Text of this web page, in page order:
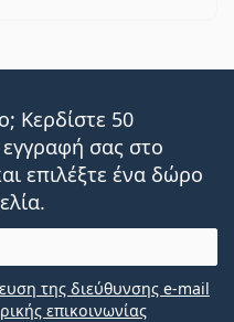
Κερδίστε 50
σας στο
επιλέξτε ένα δώρο
της διεύθυνσης e-mail
επικοινωνίας